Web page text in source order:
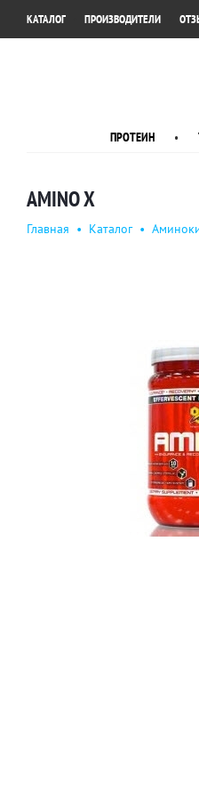
КАТАЛОГ ПРОИЗВОДИТЕЛИ
ПРОТЕИН •
AMINO X
Главная • Каталог •